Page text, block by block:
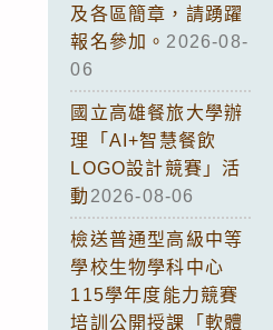
及各區簡章，請踴躍
報名參加。 2026-08-
06
國立高雄餐旅大學辦
理「AI+智慧餐飲
LOGO設計競賽」活
動 2026-08-06
檢送普通型高級中等
學校生物學科中心
115學年度能力競賽
培訓公開授課「軟體